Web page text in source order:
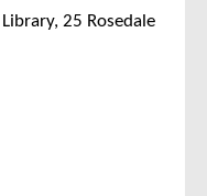
Library, 25 Rosedale